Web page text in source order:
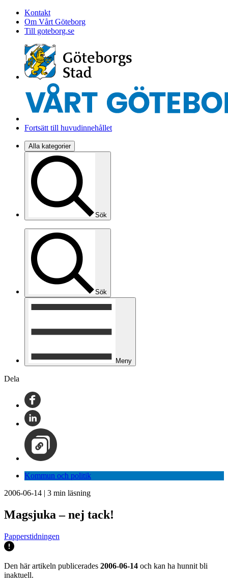
Kontakt
Om Vårt Göteborg
Till goteborg.se
Fortsätt till huvudinnehållet
Alla kategorier
Sök
Sök
Meny
Dela
Kommun och politik
2006-06-14 | 3 min läsning
Magsjuka – nej tack!
Papperstidningen
Den här artikeln publicerades 2006-06-14 och kan ha hunnit bli
inaktuell.